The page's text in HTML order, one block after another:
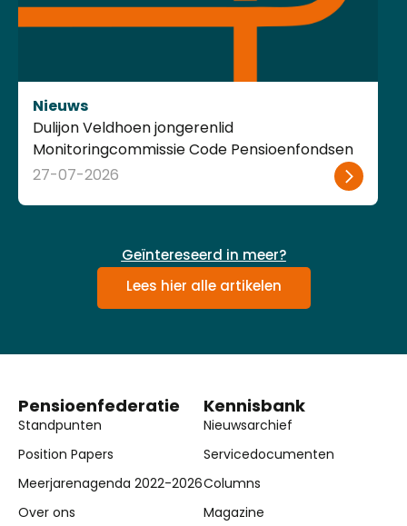
Nieuws
Dulijon Veldhoen jongerenlid
Monitoringcommissie Code Pensioenfondsen
27-07-2026
Geïntereseerd in meer?
Lees hier alle artikelen
Pensioenfederatie
Standpunten
Position Papers
Meerjarenagenda 2022-2026
Over ons
Kennisbank
Nieuwsarchief
Servicedocumenten
Columns
Magazine